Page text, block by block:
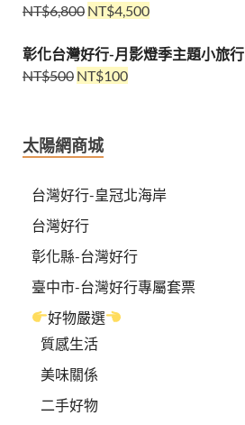
NT$6,800 NT$4,500
彰化台灣好行-月影燈季主題小旅行
NT$500 NT$100
太陽網商城
台灣好行-皇冠北海岸
台灣好行
彰化縣-台灣好行
臺中市-台灣好行專屬套票
好物嚴選
質感生活
美味關係
二手好物